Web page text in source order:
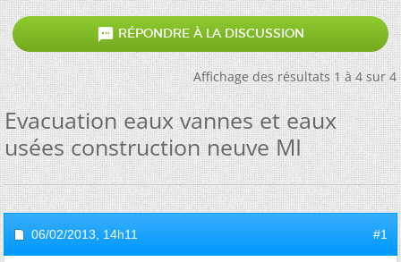
 RÉPONDRE À LA DISCUSSION
Affichage des résultats 1 à 4 sur 4
Evacuation eaux vannes et eaux
usées construction neuve MI
06/02/2013, 14h11 #1